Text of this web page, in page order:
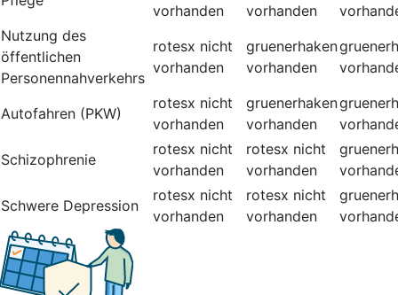
vorhanden vorhanden
Nutzung des
öffentlichen
Personennahverkehrs
rotesx nicht
vorhanden
gruenerhaken
vorhanden
Autofahren (PKW)
rotesx nicht
vorhanden
gruenerhaken
vorhanden
Schizophrenie
rotesx nicht
vorhanden
rotesx nicht
vorhanden
Schwere Depression
rotesx nicht
vorhanden
rotesx nicht
vorhanden